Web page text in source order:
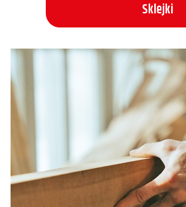
Sklejki